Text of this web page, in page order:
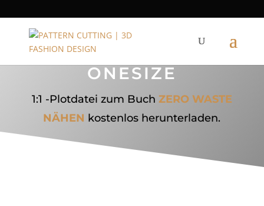
REGENCAPE
ONESIZE
1:1 -Plotdatei zum Buch ZERO WASTE
NÄHEN kostenlos herunterladen.